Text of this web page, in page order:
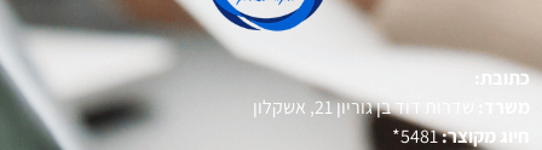
כתובת:
משרד:
שדרות דוד בן גוריון 21, אשקלון
חיוג מקוצר:5481*